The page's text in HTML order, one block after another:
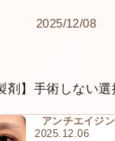
2025/12/08
剤】手術しない選
アンチエイジ
2025.12.06